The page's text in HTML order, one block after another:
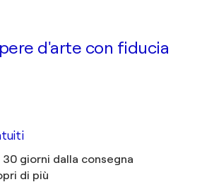
d'arte con fiducia
giorni dalla consegna
di più